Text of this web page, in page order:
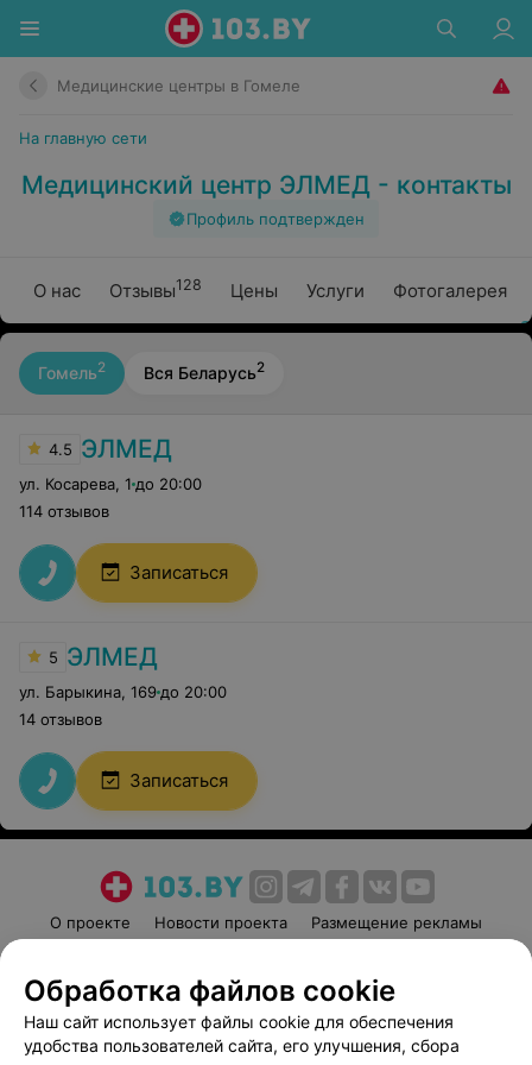
Медицинские центры в Гомеле
На главную сети
Медицинский центр ЭЛМЕД - контакты
Профиль подтвержден
О нас Отзывы128 Цены Услуги Фотогалерея
Гомель2 Вся Беларусь2
4.5 ЭЛМЕД
ул. Косарева 1 до 20:00
114 отзывов
Записаться
5 ЭЛМЕД
ул. Барыкина 169 до 20:00
14 отзывов
Записаться
О проекте Новости проекта
Размещение рекламы
Пользовательское соглашение
Способы оплаты
Вакансии
Партнеры
Написать руководителю 103.by
Обработка файлов cookie
Наш сайт использует файлы cookie для обеспечения
удобства пользователей сайта, его улучшения, сбора